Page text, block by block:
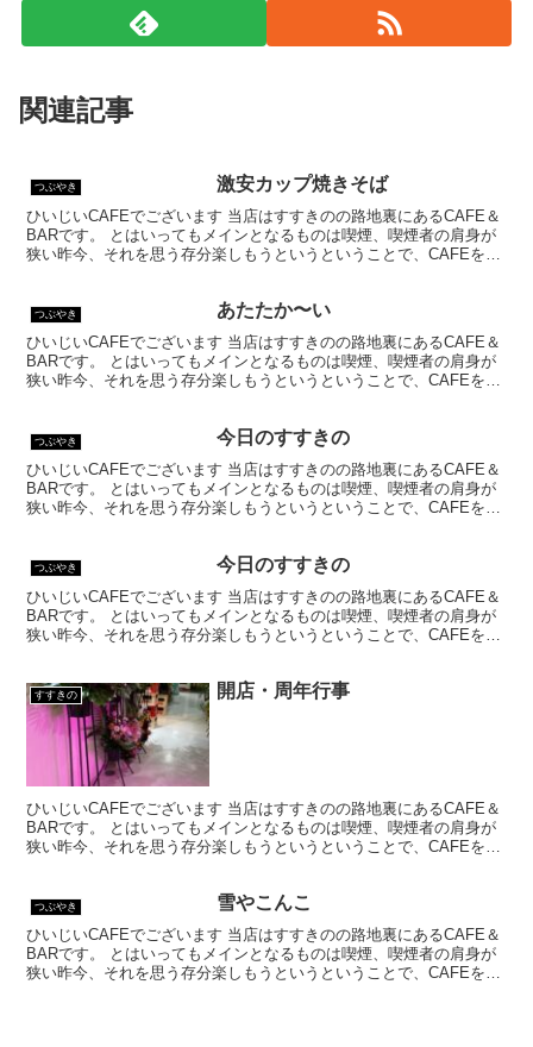
関連記事
つぶやき 激安カップ焼きそば
ひいじいCAFEでございます 当店はすすきのの路地裏にあるCAFE＆
BARです。 とはいってもメインとなるものは喫煙、喫煙者の肩身が
狭い昨今、それを思う存分楽しもうというということで、CAFEを名
つぶやき あたたか〜い
ひいじいCAFEでございます 当店はすすきのの路地裏にあるCAFE＆
BARです。 とはいってもメインとなるものは喫煙、喫煙者の肩身が
狭い昨今、それを思う存分楽しもうというということで、CAFEを名
つぶやき 今日のすすきの
ひいじいCAFEでございます 当店はすすきのの路地裏にあるCAFE＆
BARです。 とはいってもメインとなるものは喫煙、喫煙者の肩身が
狭い昨今、それを思う存分楽しもうというということで、CAFEを名
つぶやき 今日のすすきの
ひいじいCAFEでございます 当店はすすきのの路地裏にあるCAFE＆
BARです。 とはいってもメインとなるものは喫煙、喫煙者の肩身が
狭い昨今、それを思う存分楽しもうというということで、CAFEを名
すすきの 開店・周年行事
ひいじいCAFEでございます 当店はすすきのの路地裏にあるCAFE＆
BARです。 とはいってもメインとなるものは喫煙、喫煙者の肩身が
狭い昨今、それを思う存分楽しもうというということで、CAFEを名
つぶやき 雪やこんこ
ひいじいCAFEでございます 当店はすすきのの路地裏にあるCAFE＆
BARです。 とはいってもメインとなるものは喫煙、喫煙者の肩身が
狭い昨今、それを思う存分楽しもうというということで、CAFEを名